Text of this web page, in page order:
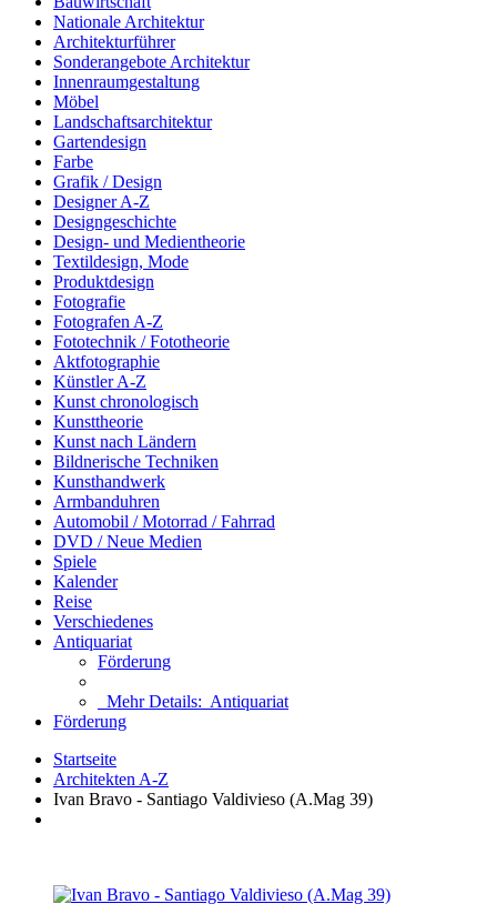
Nationale Architektur
Architekturführer
Sonderangebote Architektur
Innenraumgestaltung
Möbel
Landschaftsarchitektur
Gartendesign
Farbe
Grafik / Design
Designer A-Z
Designgeschichte
Design- und Medientheorie
Textildesign, Mode
Produktdesign
Fotografie
Fotografen A-Z
Fototechnik / Fototheorie
Aktfotographie
Künstler A-Z
Kunst chronologisch
Kunsttheorie
Kunst nach Ländern
Bildnerische Techniken
Kunsthandwerk
Armbanduhren
Automobil / Motorrad / Fahrrad
DVD / Neue Medien
Spiele
Kalender
Reise
Verschiedenes
Antiquariat
Förderung
Mehr Details: Antiquariat
Förderung
Startseite
Architekten A-Z
Ivan Bravo - Santiago Valdivieso (A.Mag 39)